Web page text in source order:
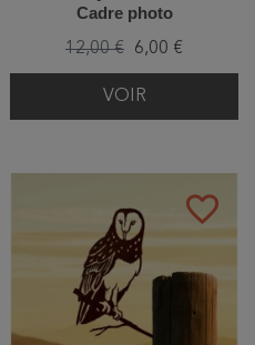
Cadre photo
12,00 € 6,00 €
VOIR
favorite_border